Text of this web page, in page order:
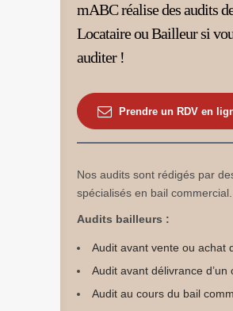
mABC réalise des audits
Locataire ou Bailleur si
auditer !
Prendre un RDV en
Nos audits sont rédigés par
spécialisés en bail commercial.
Audits bailleurs :
Audit avant vente ou achat
Audit avant délivrance d’un
Audit au cours du bail